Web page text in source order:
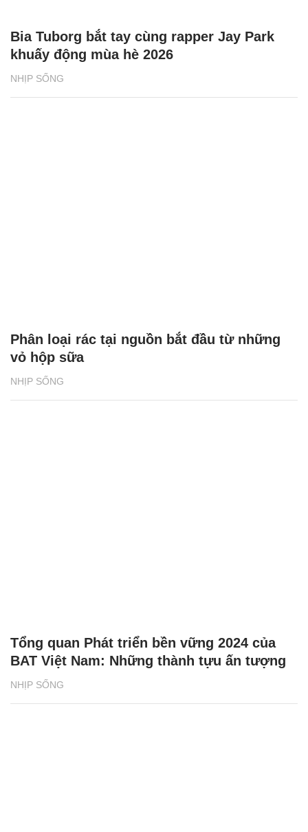
NHỊP SỐNG
Bia Tuborg bắt tay cùng rapper Jay Park
khuấy động mùa hè 2026
NHỊP SỐNG
Phân loại rác tại nguồn bắt đầu từ những
vỏ hộp sữa
NHỊP SỐNG
Tổng quan Phát triển bền vững 2024 của
BAT Việt Nam: Những thành tựu ấn tượng